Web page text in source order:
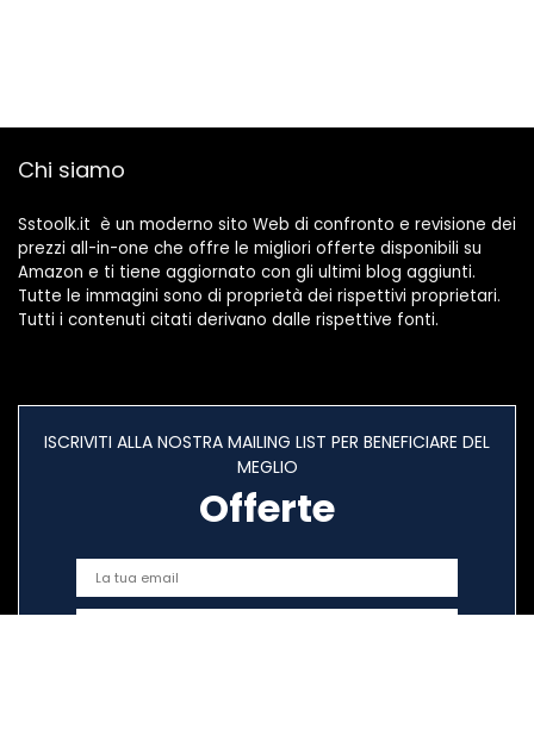
Chi siamo
Sstoolk.it è un moderno sito Web di confronto e revisione dei
prezzi all-in-one che offre le migliori offerte disponibili su
Amazon e ti tiene aggiornato con gli ultimi blog aggiunti.
Tutte le immagini sono di proprietà dei rispettivi proprietari.
Tutti i contenuti citati derivano dalle rispettive fonti.
ISCRIVITI ALLA NOSTRA MAILING LIST PER BENEFICIARE DEL
MEGLIO
Offerte